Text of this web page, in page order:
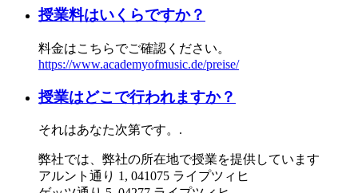
授業料はいくらですか？
料金はこちらでご確認ください。
https://www.academyofmusic.de/preise/
授業はどこで行われますか？
それはあなた次第です。.
弊社では、弊社の所在地で授業を提供しています
アルント通り 1, 041075 ライプツィヒ